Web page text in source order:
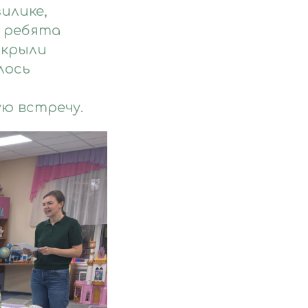
ребята
встречу.